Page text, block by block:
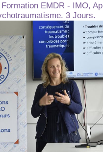
EMDR - IMO,
3 Jours.